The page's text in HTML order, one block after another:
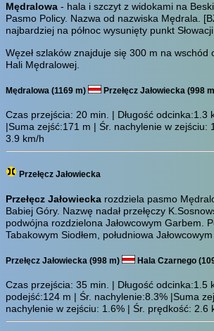
Mędralowa - hala i szczyt z widokami na
Pasmo Policy. Nazwa od nazwiska Mędrala.
najbardziej na północ wysunięty punkt Słowacji.
Węzeł szlaków znajduje się 300 m na wschód
Hali Mędralowej.
Mędralowa (1169 m) Przełęcz Jałowiecka (998
Czas przejścia: 20 min. | Długość odcinka:1.3
|Suma zejść:171 m | Śr. nachylenie w zejściu:
3.9 km/h
Przełęcz Jałowiecka
Przełęcz Jałowiecka rozdziela pasmo
Babiej Góry. Nazwę nadał przełęczy
podwójna rozdzielona Jałowcowym Garbem.
Tabakowym Siodłem, południowa Jałowcowym
Przełęcz Jałowiecka (998 m) Hala Czarnego
Czas przejścia: 35 min. | Długość odcinka:1.5
podejść:124 m | Śr. nachylenie:8.3% |Suma
nachylenie w zejściu: 1.6% | Śr. prędkość: 2.6